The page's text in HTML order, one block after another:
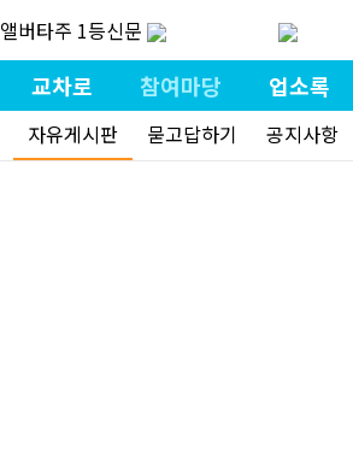
앨버타주 1등신문
교차로 참여마당 업소록
자유게시판 묻고답하기 공지사항